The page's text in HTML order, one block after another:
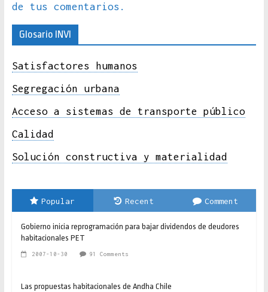
de tus comentarios.
Glosario INVI
Satisfactores humanos
Segregación urbana
Acceso a sistemas de transporte público
Calidad
Solución constructiva y materialidad
Popular Recent Comment
Gobierno inicia reprogramación para bajar dividendos de deudores
habitacionales PET
2007-10-30 91 Comments
Las propuestas habitacionales de Andha Chile